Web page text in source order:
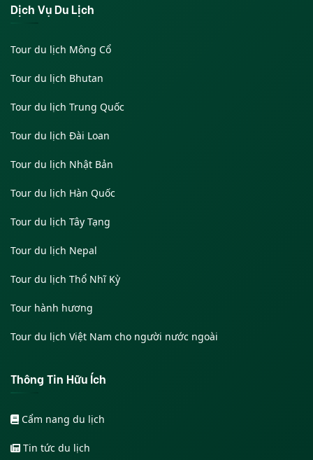
Dịch Vụ Du Lịch
Tour du lịch Mông Cổ
Tour du lịch Bhutan
Tour du lịch Trung Quốc
Tour du lịch Đài Loan
Tour du lịch Nhật Bản
Tour du lịch Hàn Quốc
Tour du lịch Tây Tạng
Tour du lịch Nepal
Tour du lịch Thổ Nhĩ Kỳ
Tour hành hương
Tour du lịch Việt Nam cho người nước ngoài
Thông Tin Hữu Ích
Cẩm nang du lịch
Tin tức du lịch